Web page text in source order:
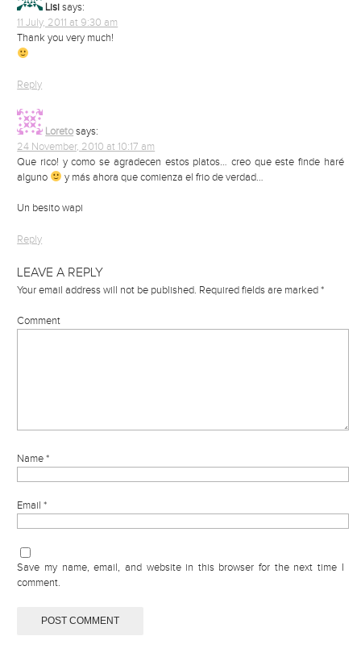
Lisi says:
11 July, 2011 at 9:30 am
Thank you very much!
Reply
Loreto says:
24 November, 2010 at 10:17 am
Que rico! y como se agradecen estos platos… creo que este finde haré
alguno
y más ahora que comienza el frio de verdad…
Un besito wapi
Reply
LEAVE A REPLY
Your email address will not be published. Required fields are marked*
Comment
Name*
Email*
Save my name, email, and website in this browser for the next time I
comment.